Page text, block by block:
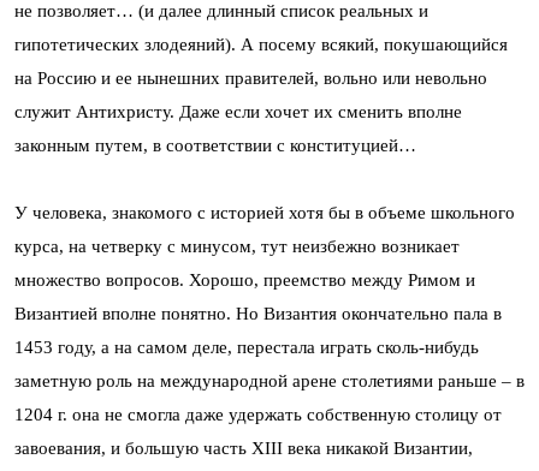
не позволяет… (и далее длинный список реальных и
гипотетических злодеяний). А посему всякий, покушающийся
на Россию и ее нынешних правителей, вольно или невольно
служит Антихристу. Даже если хочет их сменить вполне
законным путем, в соответствии с конституцией…
У человека, знакомого с историей хотя бы в объеме школьного
курса, на четверку с минусом, тут неизбежно возникает
множество вопросов. Хорошо, преемство между Римом и
Византией вполне понятно. Но Византия окончательно пала в
1453 году, а на самом деле, перестала играть сколь-нибудь
заметную роль на международной арене столетиями раньше – в
1204 г. она не смогла даже удержать собственную столицу от
завоевания, и большую часть XIII века никакой Византии,